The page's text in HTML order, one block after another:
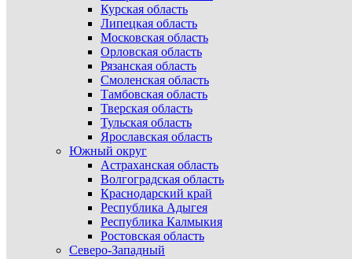
Курская область
Липецкая область
Московская область
Орловская область
Рязанская область
Смоленская область
Тамбовская область
Тверская область
Тульская область
Ярославская область
Южный округ
Астраханская область
Волгоградская область
Краснодарский край
Республика Адыгея
Республика Калмыкия
Ростовская область
Северо-Западный